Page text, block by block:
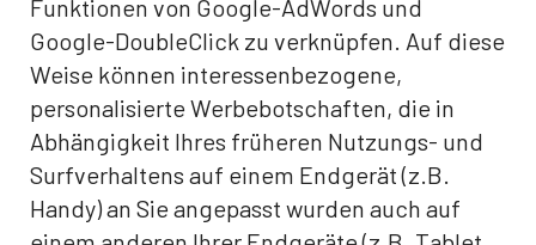
Funktionen von Google-AdWords und
Google-DoubleClick zu verknüpfen. Auf diese
Weise können interessenbezogene,
personalisierte Werbebotschaften, die in
Abhängigkeit Ihres früheren Nutzungs- und
Surfverhaltens auf einem Endgerät (z.B.
Handy) an Sie angepasst wurden auch auf